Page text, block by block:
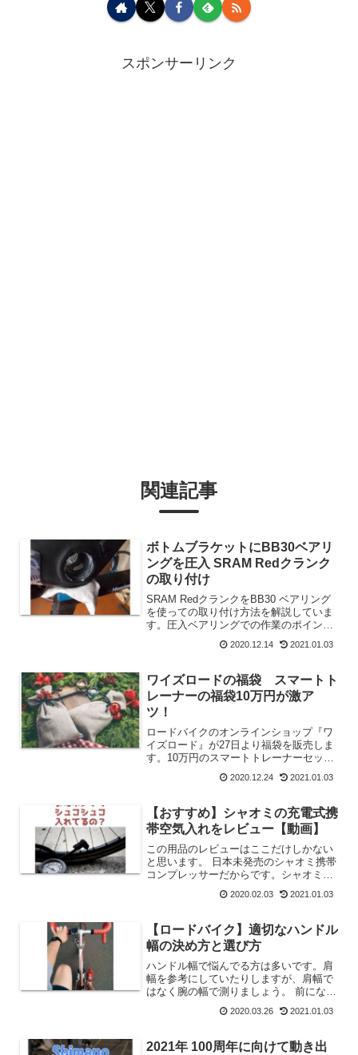
スポンサーリンク
関連記事
ボトムブラケットにBB30ベアリ
ングを圧入 SRAM Redクランク
の取り付け
SRAM RedクランクをBB30 ベアリング
を使っての取り付け方法を解説していま
す。圧入ベアリングでの作業のポイント
ください。圧入BBは異音が出やすいです
います。
2020.12.14 2021.01.03
ワイズロードの福袋 スマートト
レーナーの福袋10万円が激ア
ツ！
ロードバイクのオンラインショップ『ワ
イズロード』が27日より福袋を販売しま
す。10万円のスマートトレーナーセット
イ３』が８万円になる福袋など注目商品
2020.12.24 2021.01.03
【おすすめ】シャオミの充電式携
帯空気入れをレビュー【動画】
この用品のレビューはここだけしかない
と思います。 日本未発売のシャオミ携帯
コンプレッサーだからです。シャオミ製
試してみました。 空気圧を設定すれば
です。 しかも自転車だけではなく自動
車やバイクにも使えます。 車に乗せて
おけば自転車を積んだ出先でも、また、
自動車のタイヤ交換の時のエアー調整で
も使える便利グッズです。
2020.02.03 2021.01.03
【ロードバイク】適切なハンドル
幅の決め方と選び方
ハンドル幅で悩んでる方は多いです。肩
幅を参考にしていたりしますが、肩幅で
はなく腕の幅で測りましょう。 前になら
ることができるはずです。 これでハン
2020.03.26 2021.01.03
2021年 100周年に向けて動き出